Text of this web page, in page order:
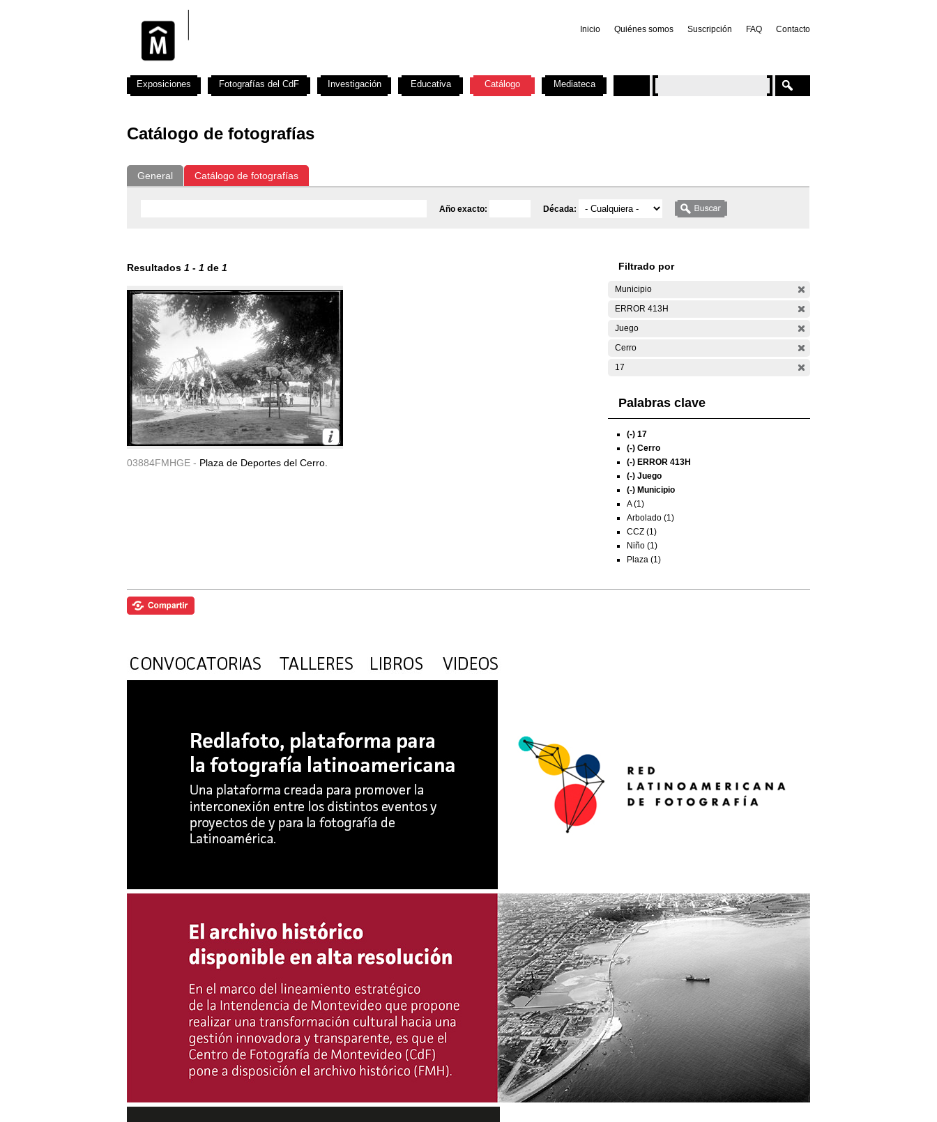
Inicio Quiénes somos Suscripción FAQ Contacto
Catálogo de fotografías
General Catálogo de fotografías
Año exacto: Década:
Resultados 1 - 1 de 1
03884FMHGE - Plaza de Deportes del Cerro.
Filtrado por
Municipio
ERROR 413H
Juego
Cerro
17
Palabras clave
(-) 17
(-) Cerro
(-) ERROR 413H
(-) Juego
(-) Municipio
A (1)
Arbolado (1)
CCZ (1)
Niño (1)
Plaza (1)
Exposiciones Fotografías del CdF Investigación Educativa Catálogo Mediateca